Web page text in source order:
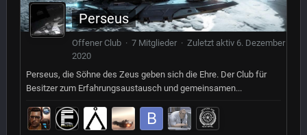
Perseus
Offener Club · 7 Mitglieder · Zuletzt aktiv 6. Dezember
2020
Perseus, die Söhne des Zeus geben sich die Ehre. Der Club für
Besitzer zum Erfahrungsaustausch und gemeinsamen...